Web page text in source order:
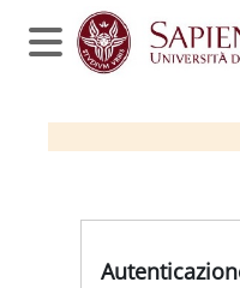
Vai al contenuto principale
Pannello laterale